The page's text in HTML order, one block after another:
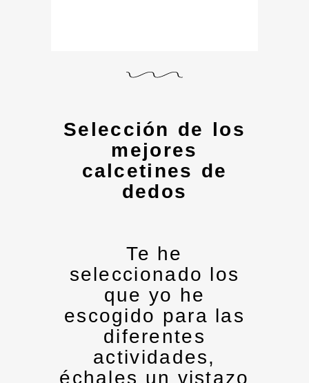
Selección de los
mejores
calcetines de
dedos
Te he
seleccionado los
que yo he
escogido para las
diferentes
actividades,
échales un vistazo